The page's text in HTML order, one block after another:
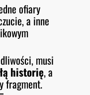
ofiary
a inne
musi
historię, a
fragment.